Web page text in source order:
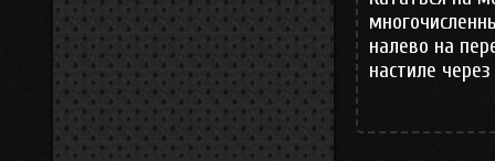
налево на
настиле